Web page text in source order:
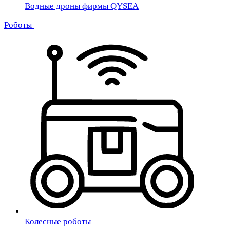
Водные дроны фирмы QYSEA
Роботы
Колесные роботы